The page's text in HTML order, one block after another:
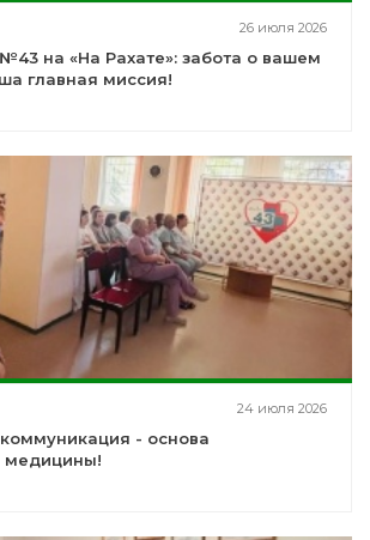
26 июля 2026
на «На Рахате»: забота о вашем
главная миссия!
24 июля 2026
- основа
медицины!